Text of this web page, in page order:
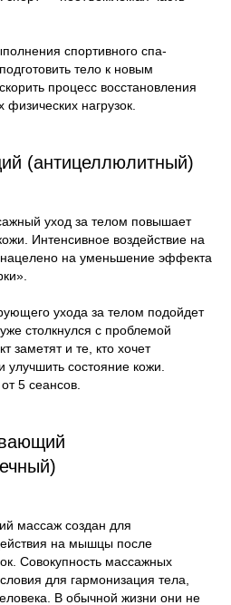
спортивного спа-
тело к новым
процесс восстановления
физических нагрузок.
(антицеллюлитный)
уход за телом повышает
Интенсивное воздействие на
на уменьшение эффекта
ухода за телом подойдет
столкнулся с проблемой
заметят и те, кто хочет
улучшить состояние кожи.
5 сеансов.
массаж создан для
на мышцы после
Совокупность массажных
для гармонизация тела,
В обычной жизни они не